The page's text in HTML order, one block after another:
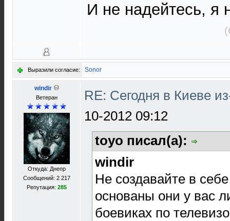
И не надейтесь, я
Выразили согласие: Sonor
windir
Ветеран
Откуда: Днепр
Сообщений: 2 217
Репутация: 285
RE: Сегодня в Киеве
10-2012 09:12
toyo писал(а):
windir
Не создавайте в
основаны они у вас
боевиках по